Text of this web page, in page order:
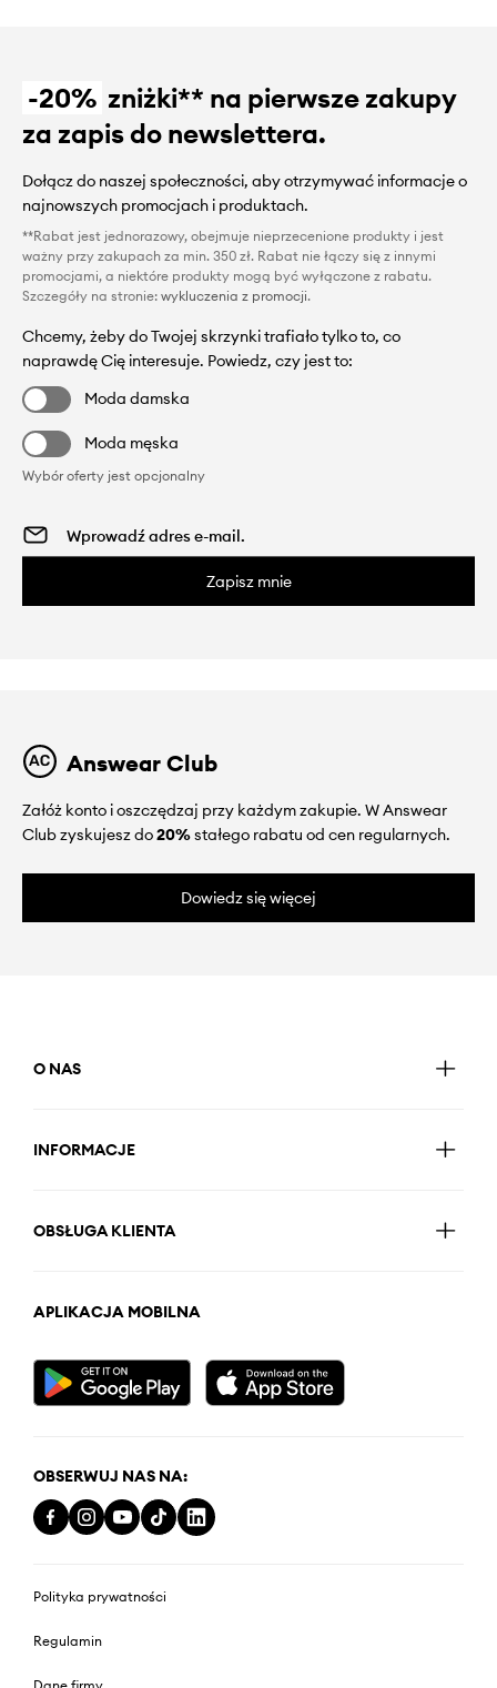
-20% zniżki** na pierwsze zakupy
za zapis do newslettera.
Dołącz do naszej społeczności, aby otrzymywać informacje o
najnowszych promocjach i produktach.
**Rabat jest jednorazowy, obejmuje nieprzecenione produkty i jest
ważny przy zakupach za min. 350 zł. Rabat nie łączy się z innymi
promocjami, a niektóre produkty mogą być wyłączone z rabatu.
Szczegóły na stronie: wykluczenia z promocji.
Chcemy, żeby do Twojej skrzynki trafiało tylko to, co
naprawdę Cię interesuje. Powiedz, czy jest to:
Moda damska
Moda męska
Wybór oferty jest opcjonalny
Zapisz mnie
Answear Club
Załóż konto i oszczędzaj przy każdym zakupie. W Answear
Club zyskujesz do20%stałego rabatu od cen regularnych.
Dowiedz się więcej
O NAS
INFORMACJE
OBSŁUGA KLIENTA
APLIKACJA MOBILNA
OBSERWUJ NAS NA:
Polityka prywatności
Regulamin